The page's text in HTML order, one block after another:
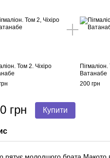
Том 2. Чіхіро
Ватанабе
200 грн
грн Купити